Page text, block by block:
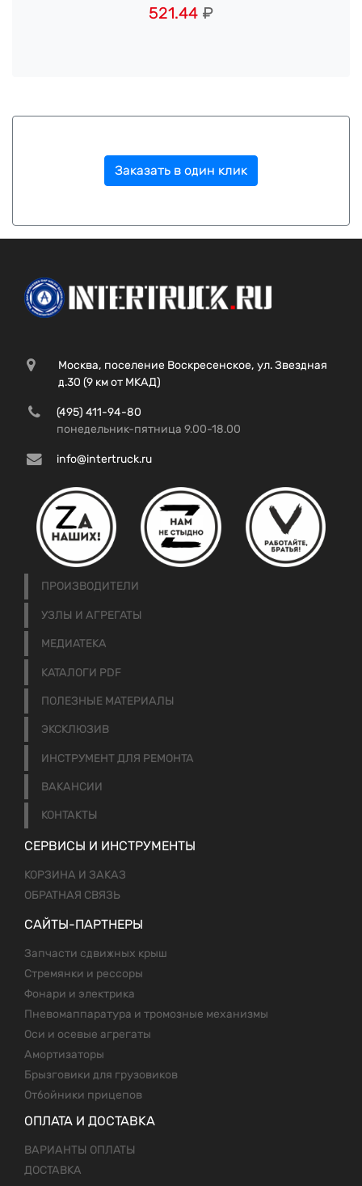
521.44 ₽
Заказать в один клик
Москва, поселение Воскресенское, ул. Звездная
д.30 (9 км от МКАД)
(495) 411-94-80
понедельник-пятница 9.00-18.00
info@intertruck.ru
ПРОИЗВОДИТЕЛИ
УЗЛЫ И АГРЕГАТЫ
МЕДИАТЕКА
КАТАЛОГИ PDF
ПОЛЕЗНЫЕ МАТЕРИАЛЫ
ЭКСКЛЮЗИВ
ИНСТРУМЕНТ ДЛЯ РЕМОНТА
ВАКАНСИИ
КОНТАКТЫ
СЕРВИСЫ И ИНСТРУМЕНТЫ
КОРЗИНА И ЗАКАЗ
ОБРАТНАЯ СВЯЗЬ
САЙТЫ-ПАРТНЕРЫ
Запчасти сдвижных крыш
Стремянки и рессоры
Фонари и электрика
Пневомаппаратура и тромозные механизмы
Оси и осевые агрегаты
Амортизаторы
Брызговики для грузовиков
Отбойники прицепов
ОПЛАТА И ДОСТАВКА
ВАРИАНТЫ ОПЛАТЫ
ДОСТАВКА